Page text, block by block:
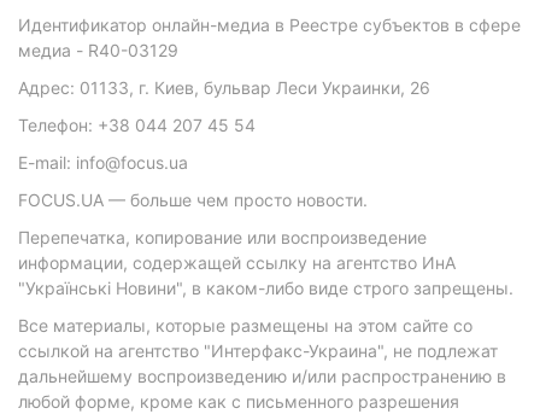
Идентификатор онлайн-медиа в Реестре субъектов в сфере
медиа - R40-03129
Адрес: 01133, г. Киев, бульвар Леси Украинки, 26
Телефон: +38 044 207 45 54
E-mail: info@focus.ua
FOCUS.UA — больше чем просто новости.
Перепечатка, копирование или воспроизведение
информации, содержащей ссылку на агентство ИнА
"Українські Новини", в каком-либо виде строго запрещены.
Все материалы, которые размещены на этом сайте со
ссылкой на агентство "Интерфакс-Украина", не подлежат
дальнейшему воспроизведению и/или распространению в
любой форме, кроме как с письменного разрешения